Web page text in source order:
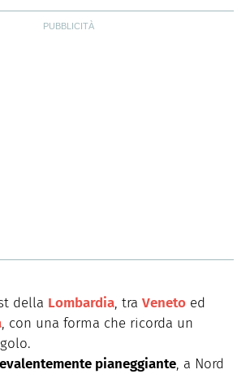
della Lombardia, tra Veneto ed
, con una forma che ricorda un
pianeggiante, a Nord